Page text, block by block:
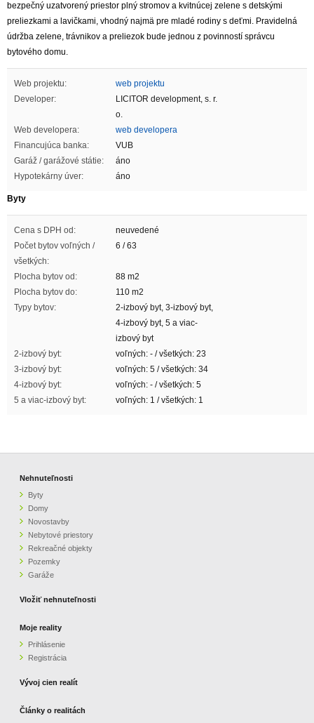
bezpečný uzatvorený priestor plný stromov a kvitnúcej zelene s detskými
preliezkami a lavičkami, vhodný najmä pre mladé rodiny s deťmi. Pravidelná
údržba zelene, trávnikov a preliezok bude jednou z povinností správcu
bytového domu.
Web projektu:
web projektu
Developer:
LICITOR development, s. r.
o.
Web developera:
web developera
Financujúca banka:
VUB
Garáž / garážové státie:
áno
Hypotekárny úver:
áno
Byty
Cena s DPH od:
neuvedené
Počet bytov voľných /
všetkých:
6 / 63
Plocha bytov od:
88 m2
Plocha bytov do:
110 m2
Typy bytov:
2-izbový byt, 3-izbový byt,
4-izbový byt, 5 a viac-
izbový byt
2-izbový byt:
voľných: - / všetkých: 23
3-izbový byt:
voľných: 5 / všetkých: 34
4-izbový byt:
voľných: - / všetkých: 5
5 a viac-izbový byt:
voľných: 1 / všetkých: 1
Nehnuteľnosti
Byty
Domy
Novostavby
Nebytové priestory
Rekreačné objekty
Pozemky
Garáže
Vložiť nehnuteľnosti
Moje reality
Prihlásenie
Registrácia
Vývoj cien realít
Články o realitách